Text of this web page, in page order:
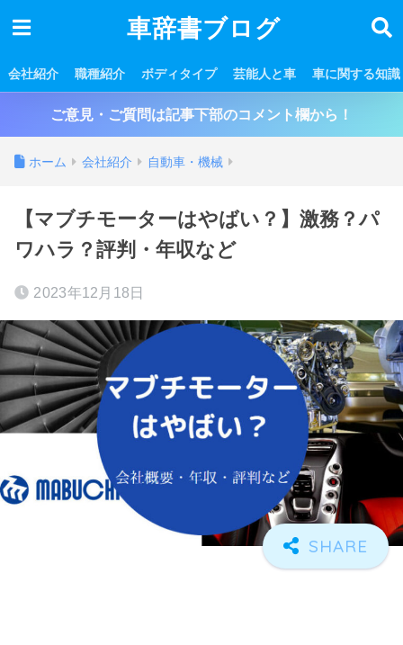
車辞書ブログ
会社紹介 職種紹介 ボディタイプ 芸能人と車 車に関する知識
ご意見・ご質問は記事下部のコメント欄から！
ホーム 会社紹介 自動車・機械
【マブチモーターはやばい？】激務？パ
ワハラ？評判・年収など
2023年12月18日